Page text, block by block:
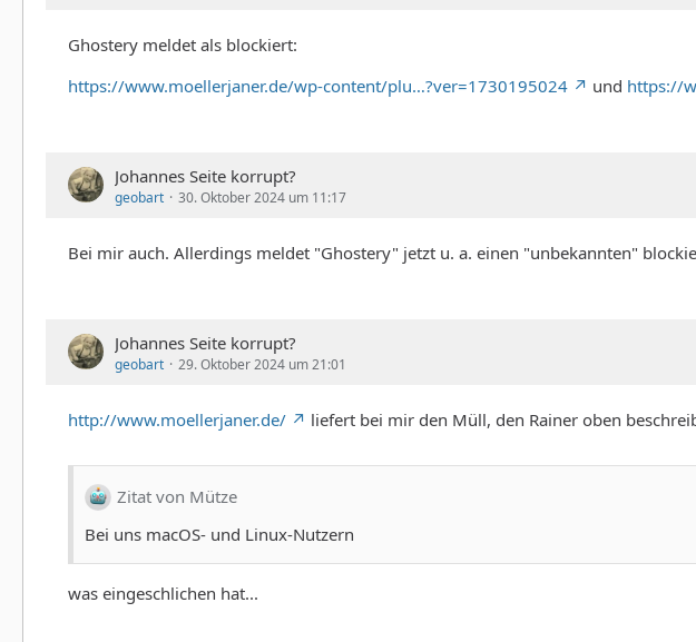
Ghostery meldet als blockiert:
https://www.moellerjaner.de/wp-content/plu…?ver=1730195024
und https://
Johannes Seite korrupt?
geobart 30. Oktober 2024 um 11:17
Bei mir auch. Allerdings meldet "Ghostery" jetzt u. a. einen "unbekannten"
Johannes Seite korrupt?
geobart 29. Oktober 2024 um 21:01
http://www.moellerjaner.de/ liefert bei mir den Müll, den Rainer oben
Zitat von Mütze
Bei uns macOS- und Linux-Nutzern
was eingeschlichen hat...